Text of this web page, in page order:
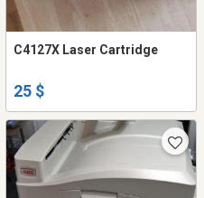
C4127X Laser Cartridge
25 $